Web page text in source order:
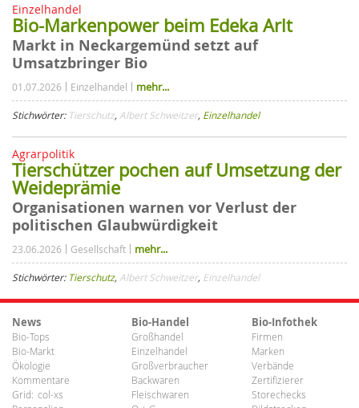
Einzelhandel
Bio-Markenpower beim Edeka Arlt
Markt in Neckargemünd setzt auf
Umsatzbringer Bio
01.07.2026 Einzelhandel mehr...
Stichwörter: Tierschutz, Albert Schweitzer, Einzelhandel
Agrarpolitik
Tierschützer pochen auf Umsetzung der
Weideprämie
Organisationen warnen vor Verlust der
politischen Glaubwürdigkeit
23.06.2026 Gesellschaft mehr...
Stichwörter: Tierschutz, Albert Schweitzer, Einzelhandel
News
Bio-Tops
Bio-Markt
Ökologie
Kommentare
Grid: col-xs
Bio-Handel
Großhandel
Einzelhandel
Großverbraucher
Backwaren
Fleischwaren
Bio-Infothek
Firmen
Marken
Verbände
Zertifizierer
Storechecks